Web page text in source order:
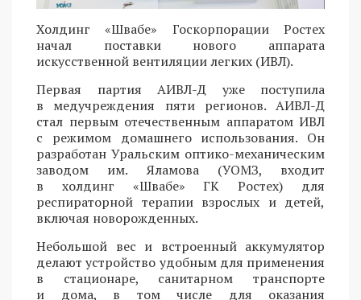
Холдинг «Швабе» Госкорпорации Ростех
начал поставки нового аппарата
искусственной вентиляции легких (ИВЛ).
Первая партия АИВЛ-Д уже поступила
в медучреждения пяти регионов. АИВЛ-Д
стал первым отечественным аппаратом ИВЛ
с режимом домашнего использования. Он
разработан Уральским оптико-механическим
заводом им. Яламова (УОМЗ, входит
в холдинг «Швабе» ГК Ростех) для
респираторной терапии взрослых и детей,
включая новорожденных.
Небольшой вес и встроенный аккумулятор
делают устройство удобным для применения
в стационаре, санитарном транспорте
и дома, в том числе для оказания